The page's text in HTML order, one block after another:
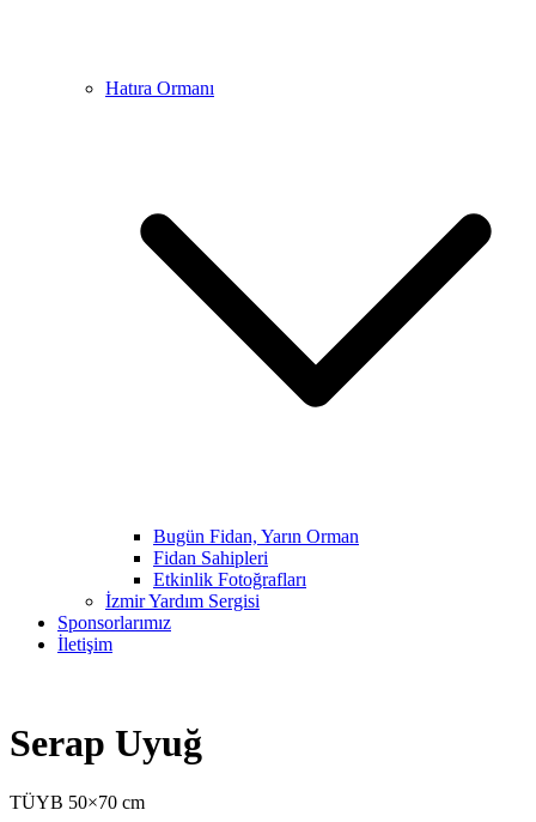
Hatıra Ormanı
Bugün Fidan, Yarın Orman
Fidan Sahipleri
Etkinlik Fotoğrafları
İzmir Yardım Sergisi
Sponsorlarımız
İletişim
Serap Uyuğ
TÜYB 50×70 cm